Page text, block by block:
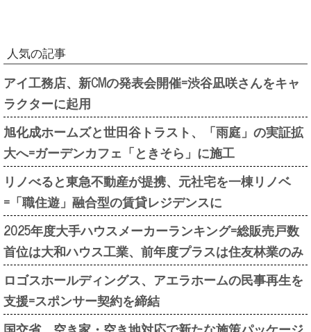
人気の記事
アイ工務店、新CMの発表会開催=渋谷凪咲さんをキャ
ラクターに起用
旭化成ホームズと世田谷トラスト、「雨庭」の実証拡
大へ=ガーデンカフェ「ときそら」に施工
リノべると東急不動産が提携、元社宅を一棟リノベ
=「職住遊」融合型の賃貸レジデンスに
2025年度大手ハウスメーカーランキング=総販売戸数
首位は大和ハウス工業、前年度プラスは住友林業のみ
ロゴスホールディングス、アエラホームの民事再生を
支援=スポンサー契約を締結